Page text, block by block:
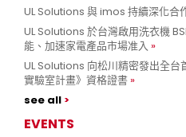
UL Solutions 與 imos 持續深化
UL Solutions 於台灣啟用洗衣機
能、加速家電產品市場准入
UL Solutions 向松川精密發出全
實驗室計畫》資格證書
see all
EVENTS